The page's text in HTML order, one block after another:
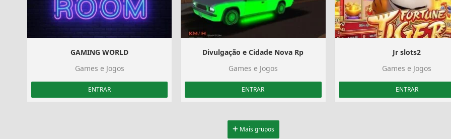
GAMING WORLD
Games e Jogos
ENTRAR
Divulgação e Cidade Nova Rp
Games e Jogos
ENTRAR
Jr slots2
Games e Jogos
ENTRAR
Mais grupos